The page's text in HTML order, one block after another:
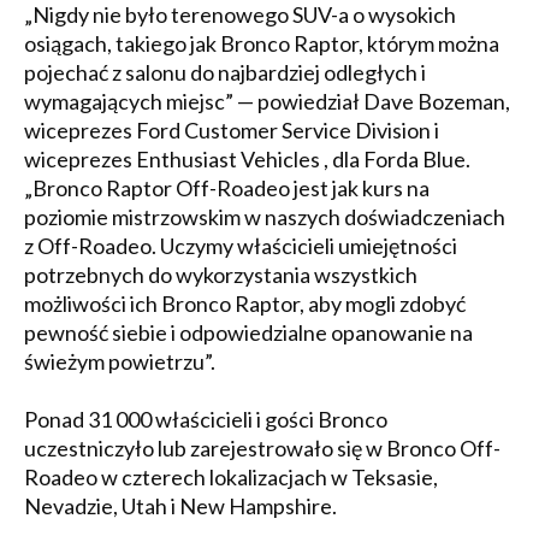
„Nigdy nie było terenowego SUV-a o wysokich
osiągach, takiego jak Bronco Raptor, którym można
pojechać z salonu do najbardziej odległych i
wymagających miejsc” — powiedział Dave Bozeman,
wiceprezes Ford Customer Service Division i
wiceprezes Enthusiast Vehicles , dla Forda Blue.
„Bronco Raptor Off-Roadeo jest jak kurs na
poziomie mistrzowskim w naszych doświadczeniach
z Off-Roadeo. Uczymy właścicieli umiejętności
potrzebnych do wykorzystania wszystkich
możliwości ich Bronco Raptor, aby mogli zdobyć
pewność siebie i odpowiedzialne opanowanie na
świeżym powietrzu”.
Ponad 31 000 właścicieli i gości Bronco
uczestniczyło lub zarejestrowało się w Bronco Off-
Roadeo w czterech lokalizacjach w Teksasie,
Nevadzie, Utah i New Hampshire.